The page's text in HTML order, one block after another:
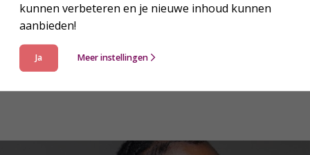
Het NBG gaat zorgvuldig om met je gegevens. Lees hier onze
privacyverklaring
kunnen verbeteren en je nieuwe inhoud kunnen
aanbieden!
Ja Meer instellingen